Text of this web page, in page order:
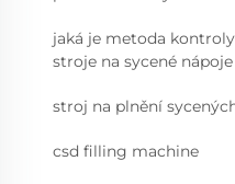
jaká je metoda
stroje na sycené nápoje
stroj na plnění
csd filling machine